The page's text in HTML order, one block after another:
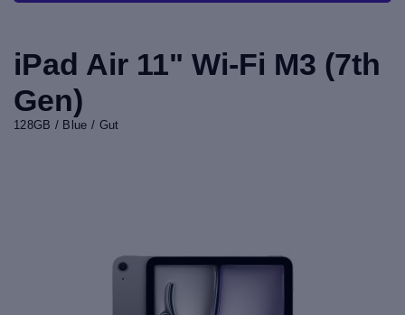
iPad Air 11" Wi-Fi M3 (7th
Gen)
128GB / Blue / Gut